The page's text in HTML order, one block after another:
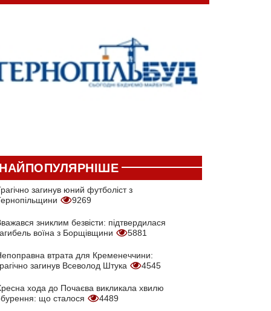
загинув юний футболіст з
9269
зниклим безвісти: підтвердилася
воїна з Борщівщини
5881
втрата для Кременеччини:
загинув Всеволод Штука
4545
хода до Почаєва викликала хвилю
що сталося
4489